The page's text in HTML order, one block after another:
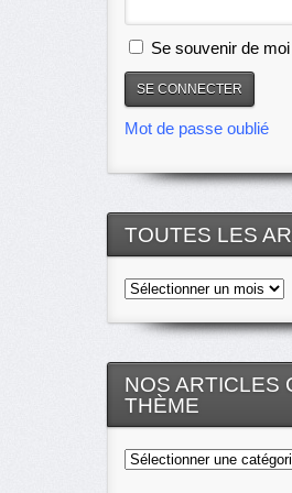
Se souvenir de moi
Mot de passe oublié
TOUTES LES
Toutes
archives
NOS ARTICLES
THÈME
Nos